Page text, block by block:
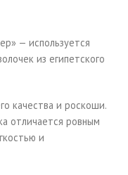
— используется
из египетского
качества и роскоши.
отличается ровным
и